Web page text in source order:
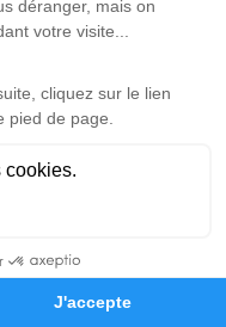
Hommages
est
Je rends hommage
l'Église, 21110